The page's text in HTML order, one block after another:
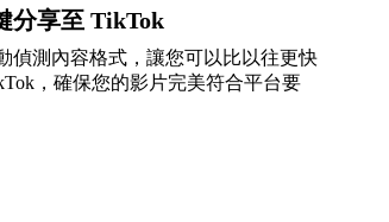
分享至 TikTok
偵測內容格式，讓您可以比以往更快
，確保您的影片完美符合平台要